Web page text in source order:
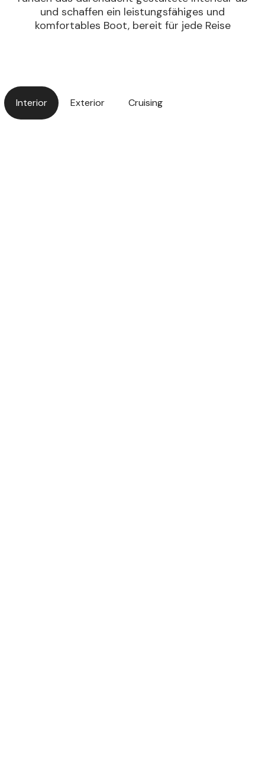
und schaffen ein leistungsfähiges und
komfortables Boot, bereit für jede Reise
Interior Exterior Cruising